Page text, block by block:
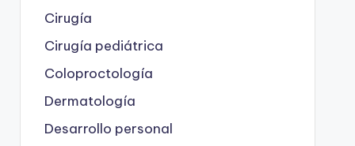
Cirugía
Cirugía pediátrica
Coloproctología
Dermatología
Desarrollo personal